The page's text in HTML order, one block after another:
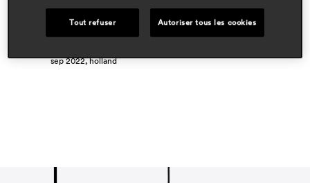
residential
sep 2022, holland
Tout refuser Autoriser tous les cookies